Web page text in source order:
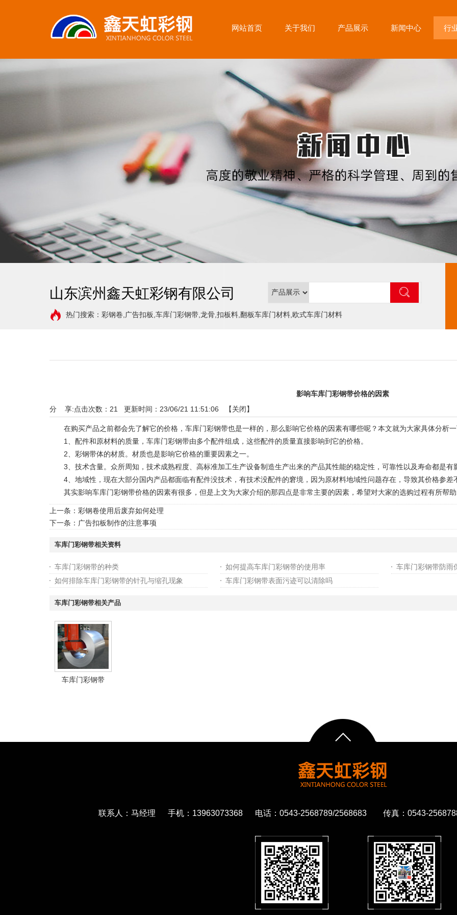
网站首页 关于我们 产品展示 新闻中心 行
山东滨州鑫天虹彩钢有限公司
热门搜索：彩钢卷,广告扣板,车库门彩钢带,龙骨,扣板料,翻板车库门材料,欧式车库门材料
影响车库门彩钢带价格的因素
点击次数： 21 更新时间：23/06/21 11:51:06 【关闭】
分 享:
在购买产品之前都会先了解它的价格，车库门彩钢带也是一样的，那么影响它价格的因素有哪些呢？本文就为大家具体分析一
1、配件和原材料的质量，车库门彩钢带由多个配件组成，这些配件的质量直接影响到它的价格。
2、彩钢带体的材质。材质也是影响它价格的重要因素之一。
3、技术含量。众所周知，技术成熟程度、高标准加工生产设备制造生产出来的产品其性能的稳定性，可靠性以及寿命都是有
4、地域性，现在大部分国内产品都面临有配件没技术，有技术没配件的窘境，因为原材料地域性问题存在，导致其价格参差
其实影响车库门彩钢带价格的因素有很多，但是上文为大家介绍的那四点是非常主要的因素，希望对大家的选购过程有所帮助
上一条： 彩钢卷使用后废弃如何处理
下一条： 广告扣板制作的注意事项
车库门彩钢带相关资料
车库门彩钢带的种类 如何提高车库门彩钢带的使用率
车库门彩钢带防雨
如何排除车库门彩钢带的针孔与缩孔现象
车库门彩钢带表面污迹可以清除吗
车库门彩钢带相关产品
车库门彩钢带
联系人：马经理 手机：13963073368 电话：0543-2568789/2568683 传真：0543-